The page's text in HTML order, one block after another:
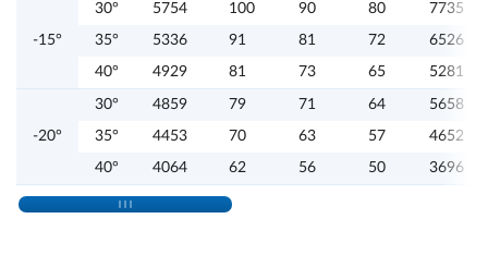
-15°
30° 5754 100 90 80 7735
35° 5336 91 81 72 6526
40° 4929 81 73 65 5281
-20°
30° 4859 79 71 64 5658
35° 4453 70 63 57 4652
40° 4064 62 56 50 3696